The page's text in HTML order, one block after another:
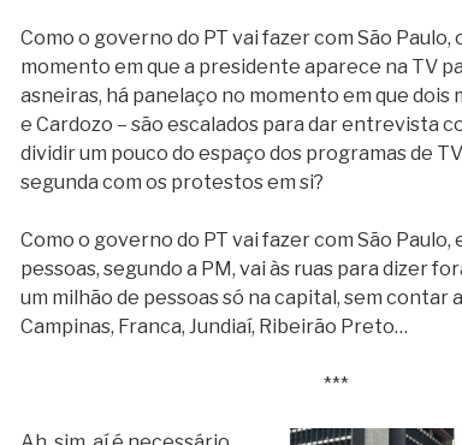
Como o governo do PT vai fazer com São Paulo,
momento em que a presidente aparece na TV
asneiras, há panelaço no momento em que dois
e Cardozo – são escalados para dar entrevista
dividir um pouco do espaço dos programas de
segunda com os protestos em si?
Como o governo do PT vai fazer com São Paulo,
pessoas, segundo a PM, vai às ruas para dizer
um milhão de pessoas só na capital, sem contar
Campinas, Franca, Jundiaí, Ribeirão Preto…
***